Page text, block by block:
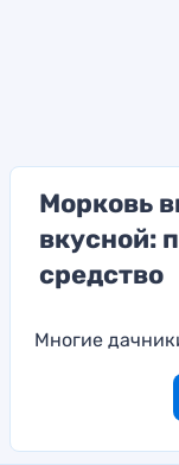
Морковь
вкусной:
средство
Многие